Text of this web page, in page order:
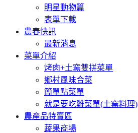
明星動物篇
表單下載
農春快訊
最新消息
菜單介紹
烤肉+土窯雙拼菜單
鄉村風味合菜
簡單點菜單
就是要吃雞菜單(土窯料理)
農產品特賣區
蔬果商場